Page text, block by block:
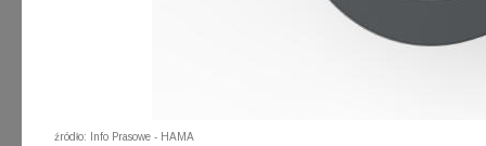
źródło: Info Prasowe - HAMA